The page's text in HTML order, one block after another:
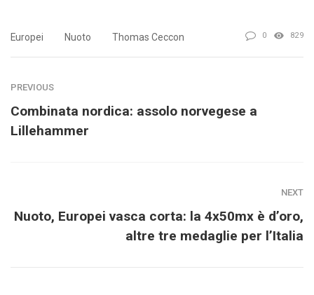
Europei Nuoto Thomas Ceccon 0 829
PREVIOUS
Combinata nordica: assolo norvegese a
Lillehammer
NEXT
Nuoto, Europei vasca corta: la 4x50mx è d’oro,
altre tre medaglie per l’Italia